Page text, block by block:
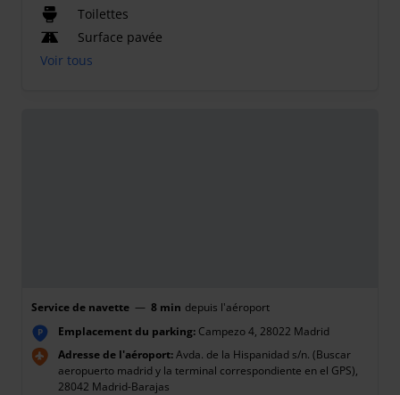
Toilettes
Surface pavée
Voir tous
Service de navette — 8 min depuis l'aéroport
P Emplacement du parking: Campezo 4, 28022 Madrid
Adresse de l'aéroport:Avda. de la Hispanidad s/n. (Buscar
aeropuerto madrid y la terminal correspondiente en el GPS),
28042 Madrid-Barajas